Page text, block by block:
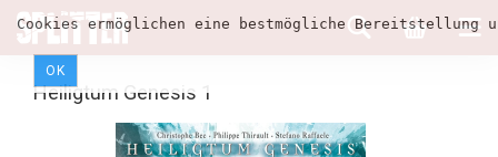
Cookies ermöglichen eine bestmögliche
OK
Heiligtum Genesis 1